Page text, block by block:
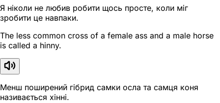
Я ніколи не любив робити щось просте, коли міг
зробити це навпаки.
The less common cross of a female ass and a male horse
is called a hinny.
Менш поширений гібрид самки осла та самця коня
називається хінні.